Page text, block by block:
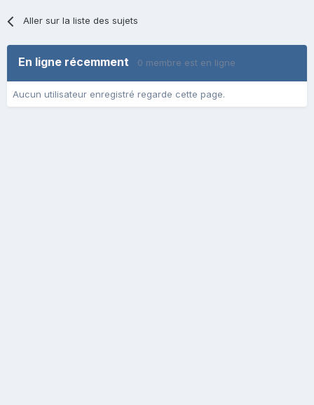
Aller sur la liste des sujets
En ligne récemment 0 membre est en ligne
Aucun utilisateur enregistré regarde cette page.